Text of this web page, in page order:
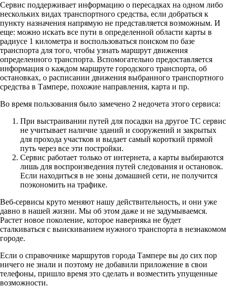
Сервис поддерживает информацию о пересадках на одном либо
нескольких видах транспортного средства, если добраться к
пункту назначения напрямую не представляется возможным. И
еще: можно искать все пути в определенной области карты в
радиусе 1 километра и воспользоваться поиском по базе
транспорта для того, чтобы узнать маршрут движения
определенного транспорта. Вспомогательно предоставляется
информация о каждом маршруте городского транспорта, об
остановках, о расписании движения выбранного транспортного
средства в Тампере, похожие направления, карта и пр.
Во время пользования было замечено 2 недочета этого сервиса:
При выстраивании путей для посадки на другое ТС сервис
не учитывает наличие зданий и сооружений и закрытых
для прохода участков и выдает самый короткий прямой
путь через все эти постройки.
Сервис работает только от интернета, а карты выбираются
лишь для воспроизведения путей следования и остановок.
Если находиться в не зоны домашней сети, не получится
поэкономить на трафике.
Веб-сервисы круто меняют нашу действительность, и они уже
давно в нашей жизни. Мы об этом даже и не задумываемся.
Растет новое поколение, которое наверняка не будет
сталкиваться с выискиванием нужного транспорта в незнакомом
городе.
Если о справочнике маршрутов города Тампере вы до сих пор
ничего не знали и поэтому не добавили приложение в свои
телефоны, пришло время это сделать и возместить упущенные
возможности.